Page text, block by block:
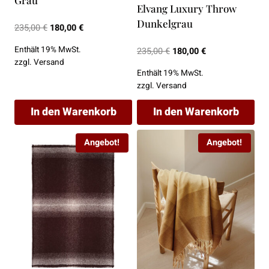
gewählt
werden
gewählt
werden
235,00€ Ursprünglicher
war:
235,00 €
180,00€Aktueller
Enthält 19% MwSt.
zzgl. Versand
In den Warenkorb
Elvang Luxury Throw
Dunkelgrau
235,00€ Ursprünglicher
war:
235,00 €
180,00€Aktueller
Enthält 19% MwSt.
zzgl. Versand
In den Warenkorb
Angebot! Angebot!